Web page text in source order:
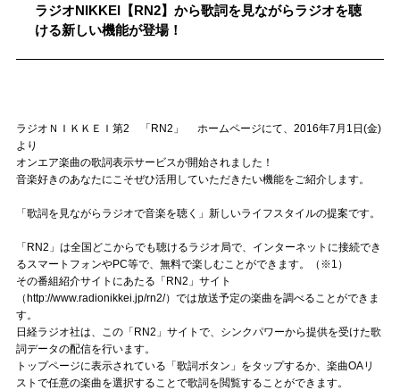
#男性シンガー #HR/HM #女性シンガー
プレスリリース一覧
記事リクエスト
ログイン
muevoクラウドファンディング
muevoコミュニティ
ぶいクラ！by muevo
ぶいコミュ！by muevo
ラジオNIKKEI【RN2】から歌詞を見ながらラジオを聴
ける新しい機能が登場！
ラジオＮＩＫＫＥＩ第2 「RN2」 ホームページにて、 2016年7月1日(金)
より
オンエア楽曲の歌詞表示サービスが開始されました！
音楽好きのあなたにこそぜひ活用していただきたい機能をご紹介します。
「歌詞を見ながらラジオで音楽を聴く」新しいライフスタイルの提案です。
「RN2」は全国どこからでも聴けるラジオ局で、インターネットに接続でき
るスマートフォンやPC等で、無料で楽しむことができます。（※1）
その番組紹介サイトにあたる「RN2」サイト
（http://www.radionikkei.jp/rn2/）では放送予定の楽曲を調べることができま
す。
日経ラジオ社は、この「RN2」サイトで、シンクパワーから提供を受けた歌
詞データの配信を行います。
トップページに表示されている「歌詞ボタン」をタップするか、楽曲OAリ
ストで任意の楽曲を選択することで歌詞を閲覧することができます。